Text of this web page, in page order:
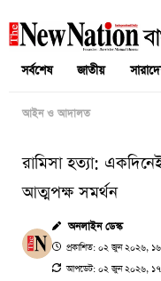
to
সর্বশেষ জাতীয়
আইন ও আদালত
রামিসা হত্যা:
আত্মপক্ষ সমর্থন
অনলাইন ডেস্ক
প্রকাশিত: ০২ জুন ২০২৬,
আপডেট: ০২ জুন ২০২৬,